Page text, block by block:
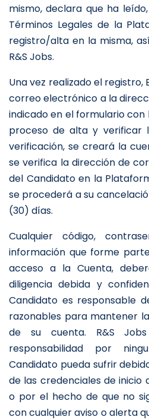
mismo, declara que ha
Términos Legales de la
registro/alta en la misma,
R&S Jobs.
Una vez realizado el registro,
correo electrónico a la
indicado en el formulario con
proceso de alta y verificar
verificación, se creará la
se verifica la dirección de
del Candidato en la
se procederá a su
(30) días.
Cualquier código,
información que forme
acceso a la Cuenta,
diligencia debida y
Candidato es responsable
razonables para mantener
de su cuenta. R&S
responsabilidad por
Candidato pueda sufrir
de las credenciales de inicio
o por el hecho de que no
con cualquier aviso o alerta